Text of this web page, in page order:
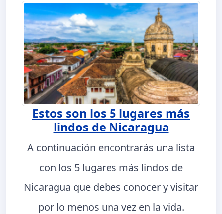
Estos son los 5 lugares más
lindos de Nicaragua
A continuación encontrarás una lista
con los 5 lugares más lindos de
Nicaragua que debes conocer y visitar
por lo menos una vez en la vida.